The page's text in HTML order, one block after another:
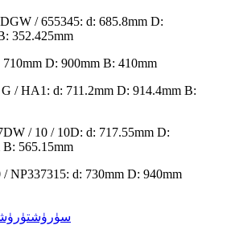
/ 655345: d: 685.8mm D:
352.425mm
710mm D: 900mm B: 410mm
/ HA1: d: 711.2mm D: 914.4mm B:
/ 10 / 10D: d: 717.55mm D:
B: 565.15mm
/ NP337315: d: 730mm D: 940mm